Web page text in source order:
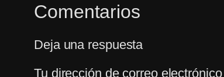
Comentarios
Deja una respuesta
Tu dirección de correo